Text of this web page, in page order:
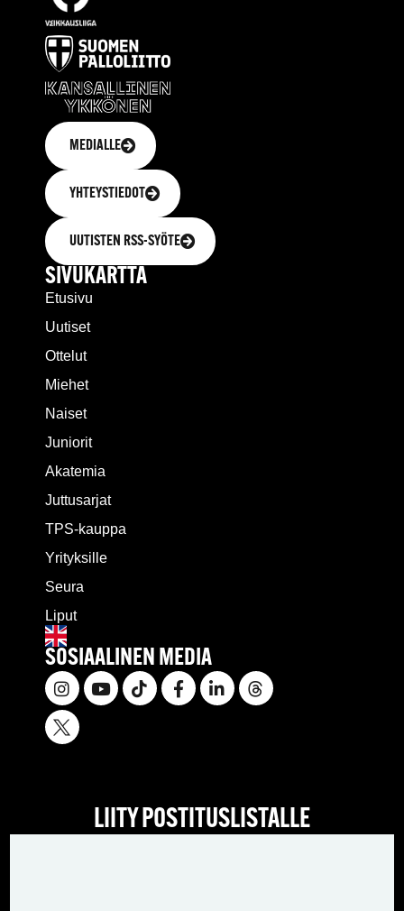
MEDIALLE
YHTEYSTIEDOT
UUTISTEN RSS-SYÖTE
SIVUKARTTA
Etusivu
Uutiset
Ottelut
Miehet
Naiset
Juniorit
Akatemia
Juttusarjat
TPS-kauppa
Yrityksille
Seura
Liput
SOSIAALINEN MEDIA
LIITY POSTITUSLISTALLE